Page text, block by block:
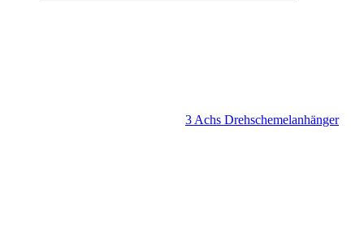
3 Achs Drehschemelanhänger